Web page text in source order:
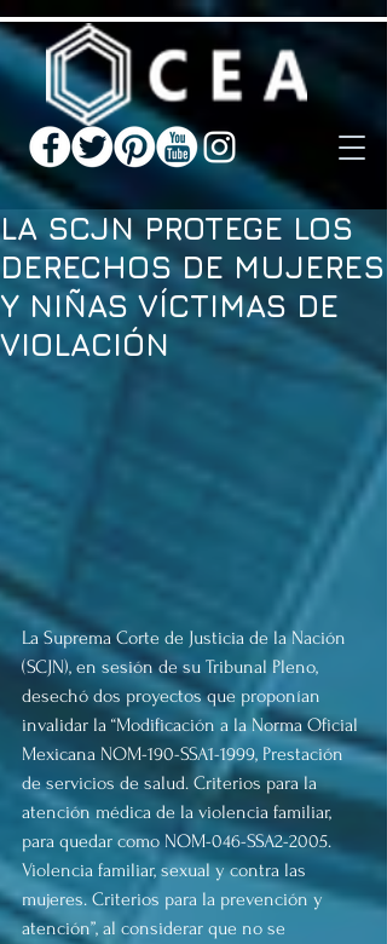
LA SCJN PROTEGE LOS
DERECHOS DE MUJERES
Y NIÑAS VÍCTIMAS DE
VIOLACIÓN
La Suprema Corte de Justicia de la Nación
(SCJN), en sesión de su Tribunal Pleno,
desechó dos proyectos que proponían
invalidar la “Modificación a la Norma Oficial
Mexicana NOM-190-SSA1-1999, Prestación
de servicios de salud. Criterios para la
atención médica de la violencia familiar,
para quedar como NOM-046-SSA2-2005.
Violencia familiar, sexual y contra las
mujeres. Criterios para la prevención y
atención”, al considerar que no se